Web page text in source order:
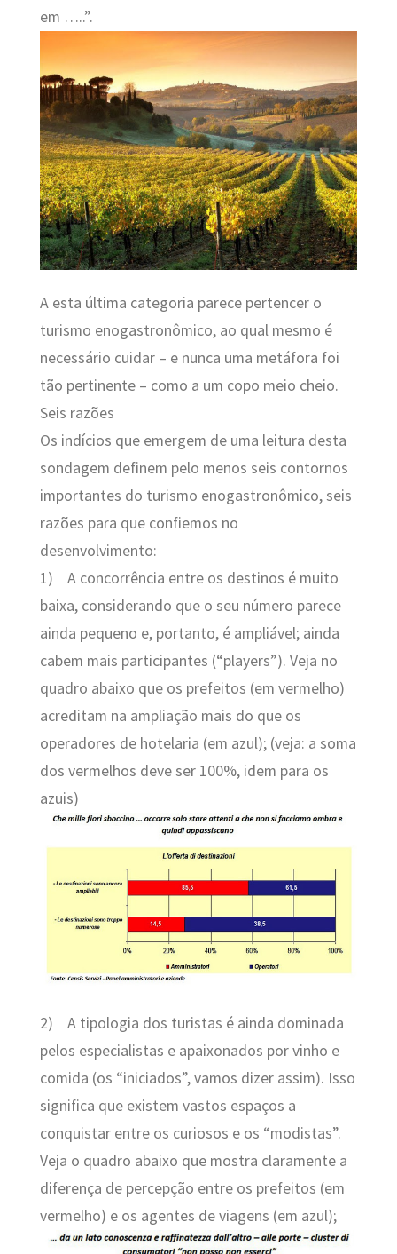
em …..”.
A esta última categoria parece pertencer o
turismo enogastronômico, ao qual mesmo é
necessário cuidar – e nunca uma metáfora foi
tão pertinente – como a um copo meio cheio.
Seis razões
Os indícios que emergem de uma leitura desta
sondagem definem pelo menos seis contornos
importantes do turismo enogastronômico, seis
razões para que confiemos no
desenvolvimento:
1) A concorrência entre os destinos é muito
baixa, considerando que o seu número parece
ainda pequeno e, portanto, é ampliável; ainda
cabem mais participantes (“players”). Veja no
quadro abaixo que os prefeitos (em vermelho)
acreditam na ampliação mais do que os
operadores de hotelaria (em azul); (veja: a soma
dos vermelhos deve ser 100%, idem para os
azuis)
2) A tipologia dos turistas é ainda dominada
pelos especialistas e apaixonados por vinho e
comida (os “iniciados”, vamos dizer assim). Isso
significa que existem vastos espaços a
conquistar entre os curiosos e os “modistas”.
Veja o quadro abaixo que mostra claramente a
diferença de percepção entre os prefeitos (em
vermelho) e os agentes de viagens (em azul);